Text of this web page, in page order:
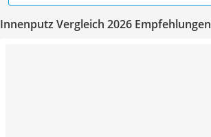
Innenputz Vergleich 2026 Empfehlungen